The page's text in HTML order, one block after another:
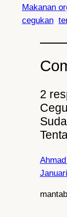
Makanan
cegukan
2